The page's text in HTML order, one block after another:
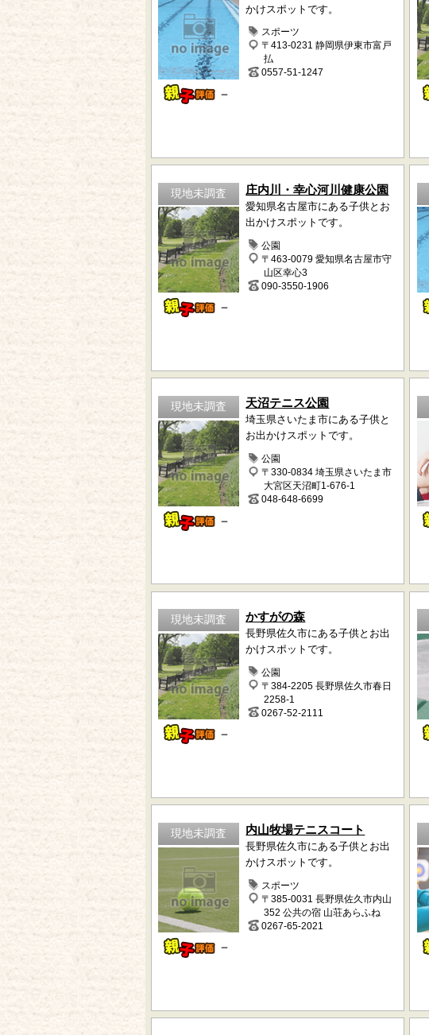
－
かけスポットです。
スポーツ
〒413-0231 静岡県伊東市富戸
払
0557-51-1247
現地未調査
－
庄内川・幸心河川健康公園
愛知県名古屋市にある子供とお
出かけスポットです。
公園
〒463-0079 愛知県名古屋市守
山区幸心3
090-3550-1906
現地未調査
－
天沼テニス公園
埼玉県さいたま市にある子供と
お出かけスポットです。
公園
〒330-0834 埼玉県さいたま市
大宮区天沼町1-676-1
048-648-6699
現地未調査
－
かすがの森
長野県佐久市にある子供とお出
かけスポットです。
公園
〒384-2205 長野県佐久市春日
2258-1
0267-52-2111
現地未調査
－
内山牧場テニスコート
長野県佐久市にある子供とお出
かけスポットです。
スポーツ
〒385-0031 長野県佐久市内山
352 公共の宿 山荘あらふね
0267-65-2021